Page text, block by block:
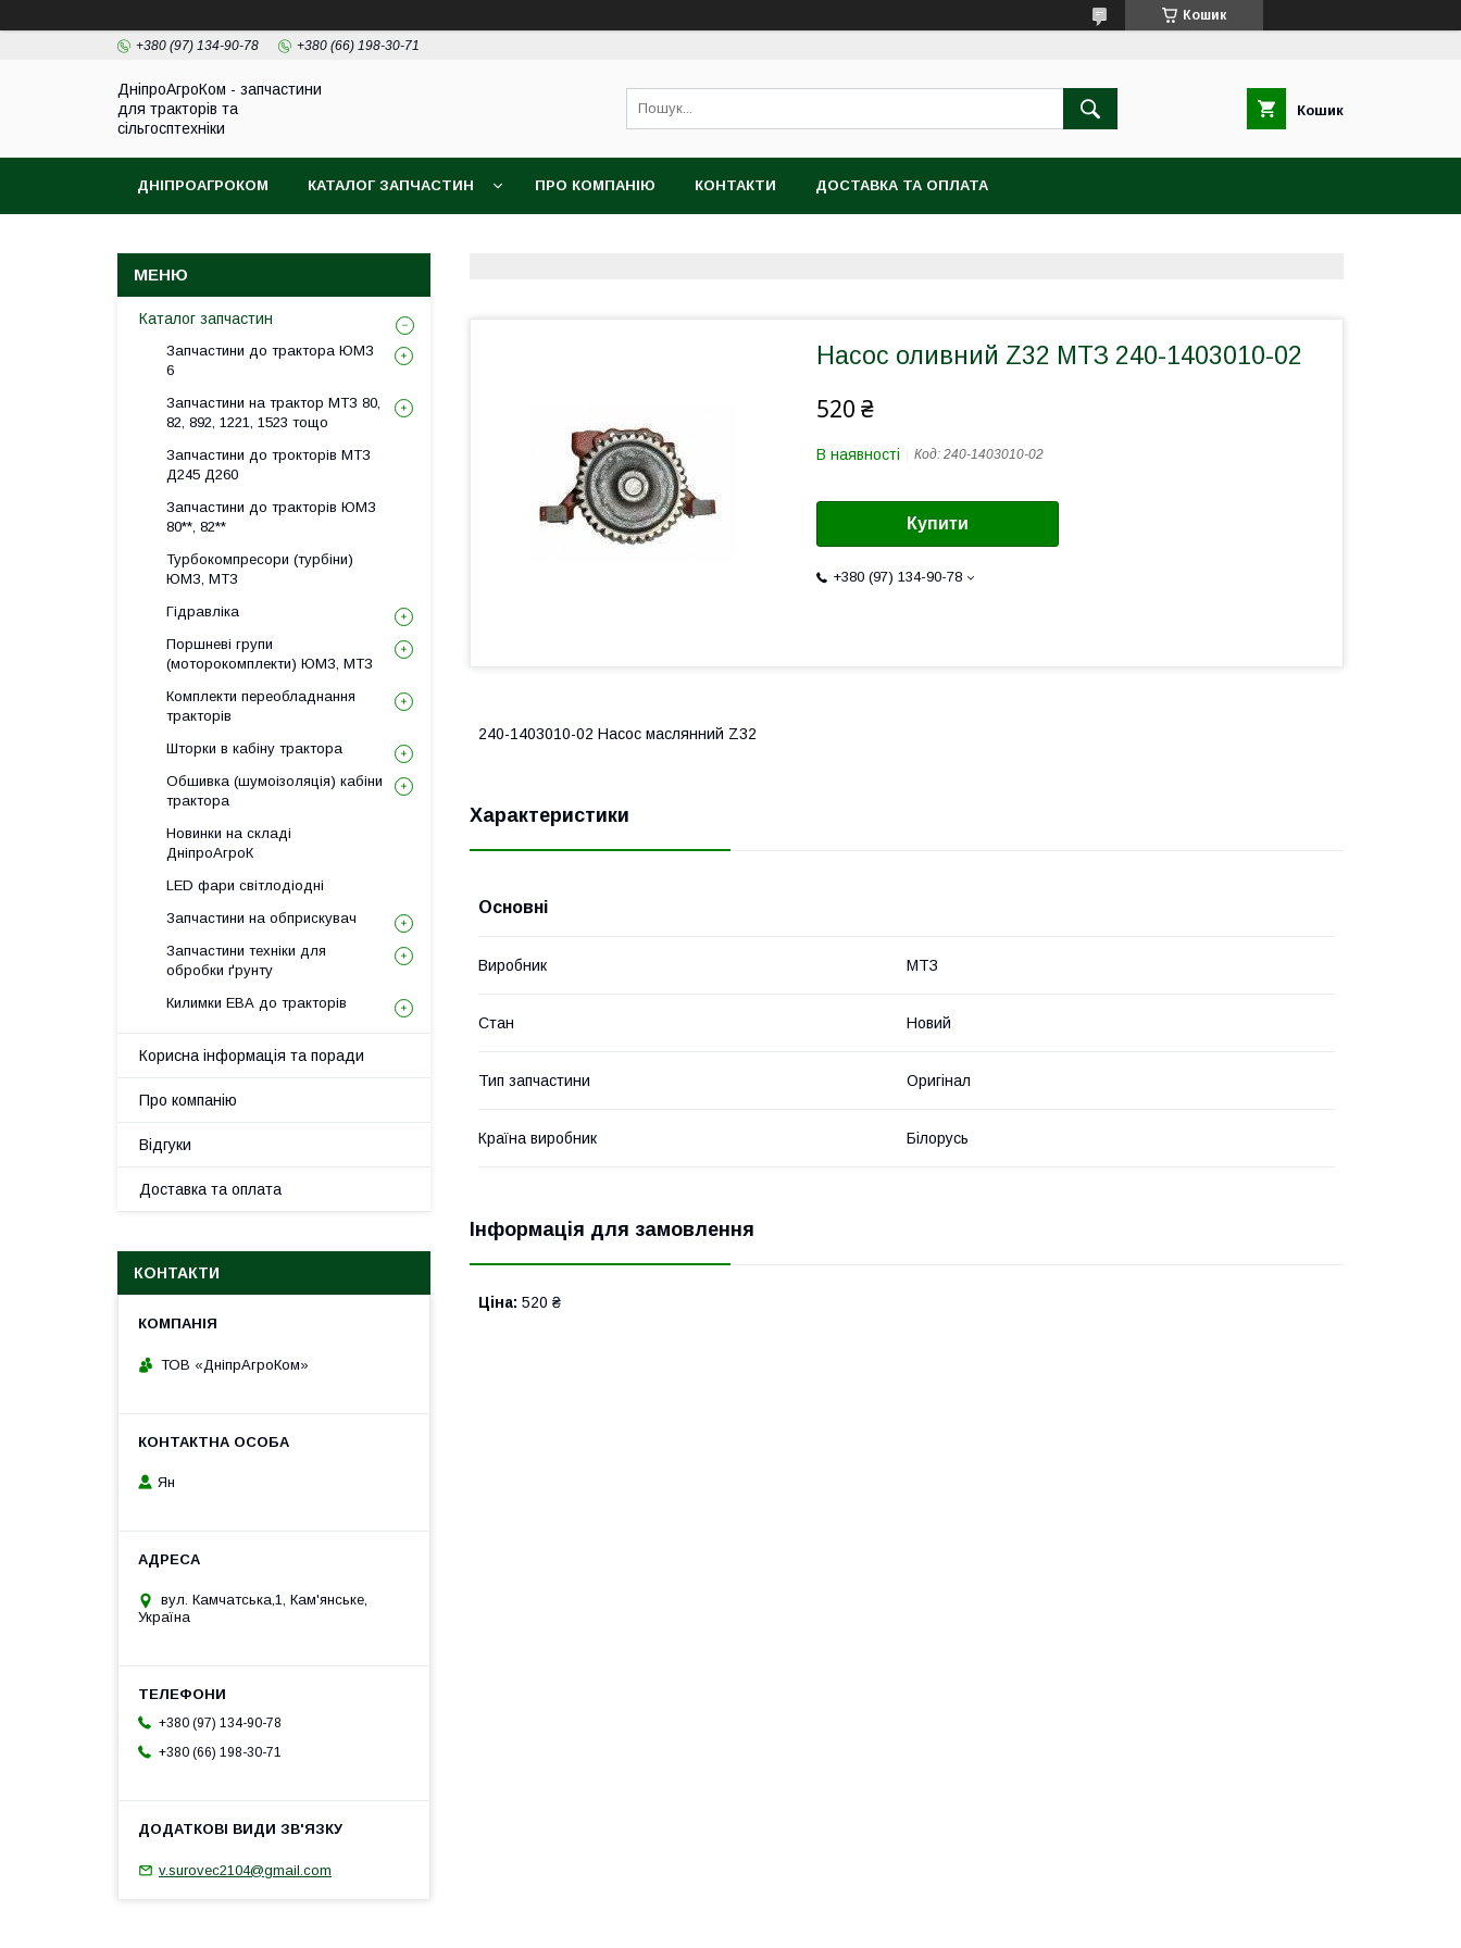
Кошик
+380 (97) 134-90-78 +380 (66) 198-30-71
ДніпроАгроКом - запчастини
для тракторів та
сільгосптехніки
Кошик
ДНІПРОАГРОКОМ КАТАЛОГ ЗАПЧАСТИН ПРО КОМПАНІЮ КОНТАКТИ ДОСТАВКА ТА ОПЛАТА
Насос оливний Z32 МТЗ 240-1403010-02
520 ₴
В наявності Код: 240-1403010-02
Купити
+380 (97) 134-90-78
240-1403010-02 Насос маслянний Z32
Характеристики
Основні
Виробник МТЗ
Стан Новий
Тип запчастини Оригінал
Країна виробник Білорусь
Інформація для замовлення
Ціна: 520 ₴
Каталог запчастин
Запчастини до трактора ЮМЗ
6
Запчастини на трактор МТЗ 80,
82, 892, 1221, 1523 тощо
Запчастини до трокторів МТЗ
Д245 Д260
Запчастини до тракторів ЮМЗ
80**, 82**
Турбокомпресори (турбіни)
ЮМЗ, МТЗ
Гідравліка
Поршневі групи
(моторокомплекти) ЮМЗ, МТЗ
Комплекти переобладнання
тракторів
Шторки в кабіну трактора
Обшивка (шумоізоляція) кабіни
трактора
Новинки на складі
ДніпроАгроК
LED фари світлодіодні
Запчастини на обприскувач
Запчастини техніки для
обробки ґрунту
Килимки ЕВА до тракторів
Корисна інформація та поради
Про компанію
Відгуки
Доставка та оплата
КОНТАКТИ
ТОВ «ДніпрАгроКом»
Ян
вул. Камчатська,1, Кам'янське,
Україна
+380 (97) 134-90-78
+380 (66) 198-30-71
v.surovec2104@gmail.com